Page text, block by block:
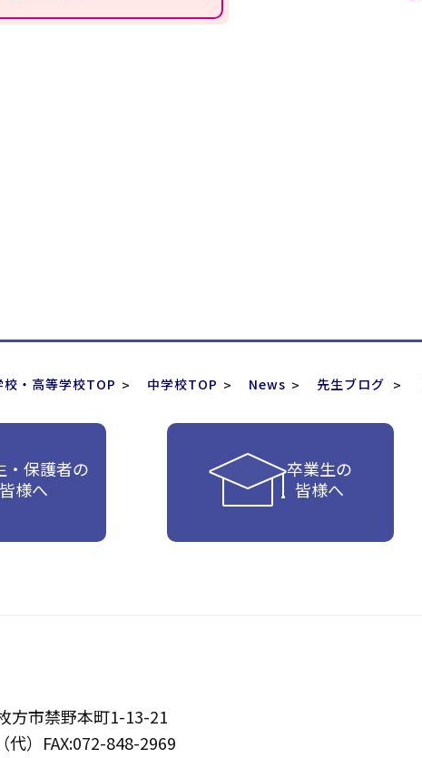
・高等学校TOP 中学校TOP News 先生ブログ
・保護者の
皆様へ
卒業生の
皆様へ
方市禁野本町1-13-21
）FAX:072-848-2969